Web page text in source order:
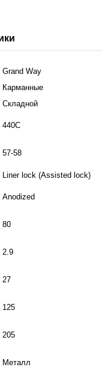
Grand Way
Карманные
Складной
440C
57-58
Liner lock (Assisted lock)
Anodized
80
2.9
27
125
205
Металл